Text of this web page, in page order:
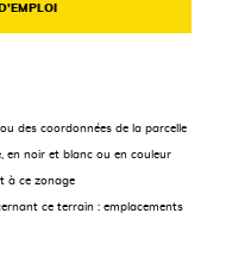
des coordonnées de la parcelle
en noir et blanc ou en couleur
à ce zonage
ce terrain : emplacements